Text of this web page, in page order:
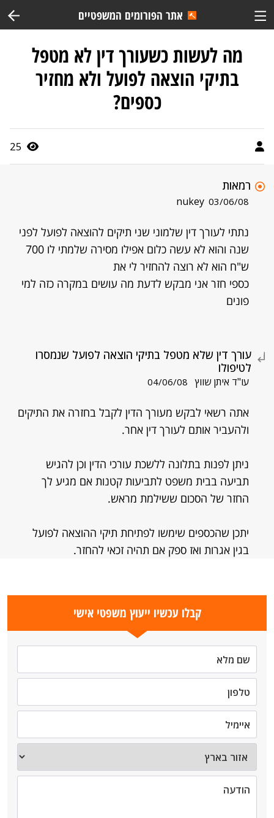
אתר הפורומים המשפטיים
מה לעשות כשעורך דין לא מטפל
בתיקי הוצאה לפועל ולא מחזיר
כספים?
25
רמאות
nukey 03/06/08
נתתי לעורך דין שלמוני שני תיקים להוצאה לפועל לפני
שנה והוא לא עשה כלום אפילו מסירה שלמתי לו 700
ש"ח הוא לא רוצה להחזיר לי את
כספי חזר אני מבקש לדעת מה עושים במקרה כזה למי
פונים
עורך דין שלא מטפל בתיקי הוצאה לפועל שנמסרו
לטיפולו
עו"ד איתן שווץ 04/06/08
אתה רשאי לבקש מעורך הדין לקבל בחזרה את התיקים
ולהעביר אותם לעורך דין אחר.
ניתן לפנות בתלונה ללשכת עורכי הדין וכן להגיש
תביעה בבית משפט לתביעות קטנות אם מגיע לך
החזר של הסכום ששילמת מראש.
יתכן שהכספים שימשו לפתיחת תיקי ההוצאה לפועל
בגין אגרות ואז ספק אם תהיה זכאי להחזר.
קבלו עכשיו ייעוץ משפטי אישי